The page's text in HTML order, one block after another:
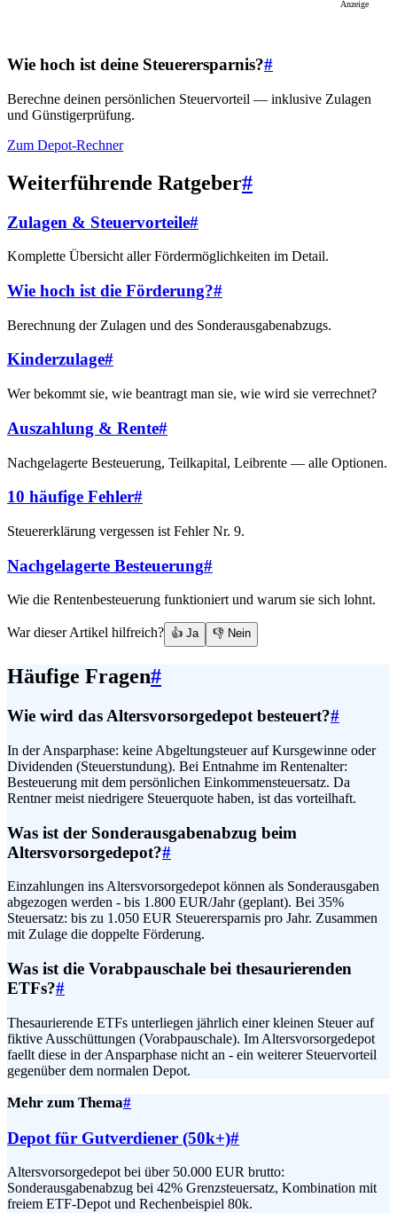
Anzeige
Wie hoch ist deine Steuerersparnis?#
Berechne deinen persönlichen Steuervorteil — inklusive Zulagen
und Günstigerprüfung.
Zum Depot-Rechner
Weiterführende Ratgeber#
Zulagen & Steuervorteile#
Komplette Übersicht aller Fördermöglichkeiten im Detail.
Wie hoch ist die Förderung?#
Berechnung der Zulagen und des Sonderausgabenabzugs.
Kinderzulage#
Wer bekommt sie, wie beantragt man sie, wie wird sie verrechnet?
Auszahlung & Rente#
Nachgelagerte Besteuerung, Teilkapital, Leibrente — alle Optionen.
10 häufige Fehler#
Steuererklärung vergessen ist Fehler Nr. 9.
Nachgelagerte Besteuerung#
Wie die Rentenbesteuerung funktioniert und warum sie sich lohnt.
War dieser Artikel hilfreich? 👍 Ja 👎 Nein
Häufige Fragen#
Wie wird das Altersvorsorgedepot besteuert?#
In der Ansparphase: keine Abgeltungsteuer auf Kursgewinne oder
Dividenden (Steuerstundung). Bei Entnahme im Rentenalter:
Besteuerung mit dem persönlichen Einkommensteuersatz. Da
Rentner meist niedrigere Steuerquote haben, ist das vorteilhaft.
Was ist der Sonderausgabenabzug beim
Altersvorsorgedepot?#
Einzahlungen ins Altersvorsorgedepot können als Sonderausgaben
abgezogen werden - bis 1.800 EUR/Jahr (geplant). Bei 35%
Steuersatz: bis zu 1.050 EUR Steuerersparnis pro Jahr. Zusammen
mit Zulage die doppelte Förderung.
Was ist die Vorabpauschale bei thesaurierenden
ETFs?#
Thesaurierende ETFs unterliegen jährlich einer kleinen Steuer auf
fiktive Ausschüttungen (Vorabpauschale). Im Altersvorsorgedepot
faellt diese in der Ansparphase nicht an - ein weiterer Steuervorteil
gegenüber dem normalen Depot.
Mehr zum Thema#
Depot für Gutverdiener (50k+)#
Altersvorsorgedepot bei über 50.000 EUR brutto:
Sonderausgabenabzug bei 42% Grenzsteuersatz, Kombination mit
freiem ETF-Depot und Rechenbeispiel 80k.